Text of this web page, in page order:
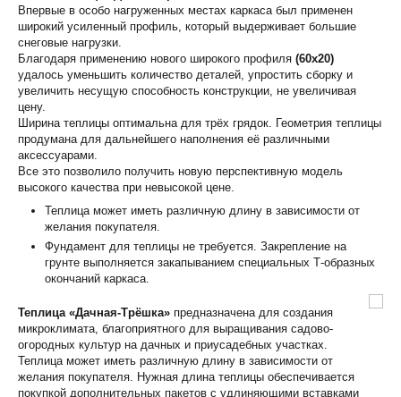
Впервые в особо нагруженных местах каркаса был применен
широкий усиленный профиль, который выдерживает большие
снеговые нагрузки.
Благодаря применению нового широкого профиля(60x20)
удалось уменьшить количество деталей, упростить сборку и
увеличить несущую способность конструкции, не увеличивая
цену.
Ширина теплицы оптимальна для трёх грядок. Геометрия теплицы
продумана для дальнейшего наполнения её различными
аксессуарами.
Все это позволило получить новую перспективную модель
высокого качества при невысокой цене.
Теплица может иметь различную длину в зависимости от
желания покупателя.
Фундамент для теплицы не требуется. Закрепление на
грунте выполняется закапыванием специальных Т-образных
окончаний каркаса.
Теплица «Дачная-Трёшка» предназначена для создания
микроклимата, благоприятного для выращивания садово-
огородных культур на дачных и приусадебных участках.
Теплица может иметь различную длину в зависимости от
желания покупателя. Нужная длина теплицы обеспечивается
покупкой дополнительных пакетов с удлиняющими вставками